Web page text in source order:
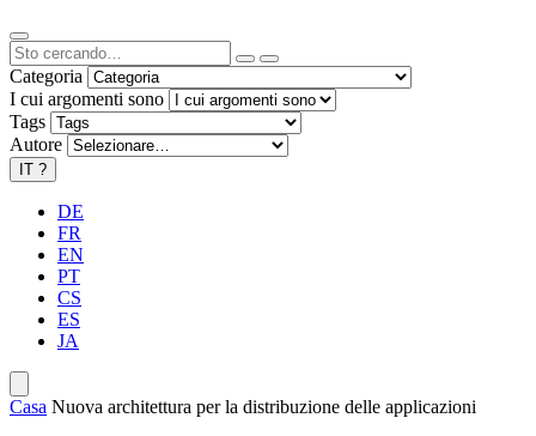
Categoria
I cui argomenti sono
Tags
Autore
IT ?
DE
FR
EN
PT
CS
ES
JA
Casa Nuova architettura per la distribuzione delle applicazioni